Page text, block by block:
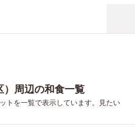
）周辺の和食一覧
トを一覧で表示しています。見たい